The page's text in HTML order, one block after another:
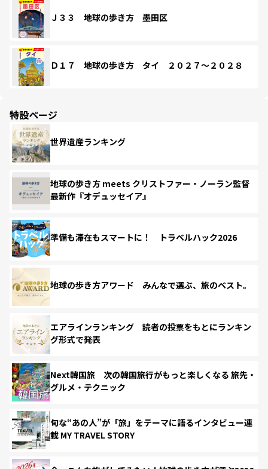
Ｊ３３ 地球の歩き方 墨田区
Ｄ１７ 地球の歩き方 タイ ２０２７～２０２８
特設ページ
世界遺産ランキング
地球の歩き方 meets クリストファー・ノーラン監督
最新作『オデュッセイア』
準備も滞在もスマートに！ トラベルハック2026
地球の歩き方アワード みんなで選ぶ、旅のベスト。
エアラインランキング 読者の投票をもとにランキン
グ形式で発表
Next韓国旅 次の韓国旅行がもっと楽しくなる 旅先・
グルメ・テクニック
旬な“あの人”が「旅」をテーマに語るインタビュー連
載 MY TRAVEL STORY